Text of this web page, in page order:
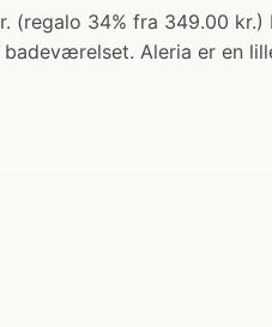
34% fra 349.00
Aleria er en